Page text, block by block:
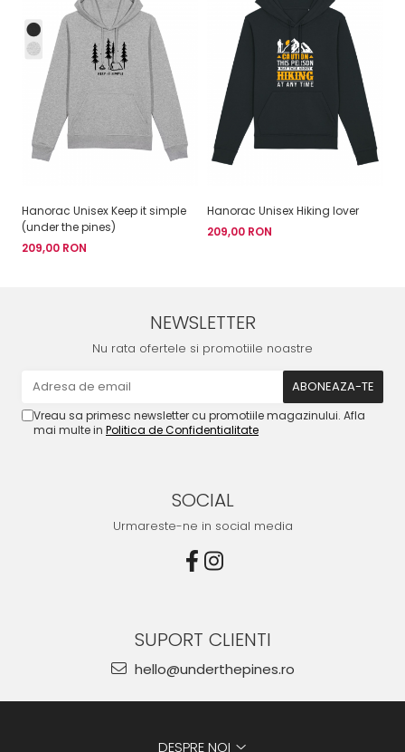
Hanorac Unisex Keep it simple
(under the pines)
209,00 RON
Hanorac Unisex Hiking lover
209,00 RON
NEWSLETTER
Nu rata ofertele si promotiile noastre
Vreau sa primesc newsletter cu promotiile magazinului. Afla
mai multe in Politica de Confidentialitate
SOCIAL
Urmareste-ne in social media
SUPORT CLIENTI
hello@underthepines.ro
DESPRE NOI